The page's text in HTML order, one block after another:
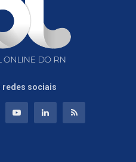
redes sociais